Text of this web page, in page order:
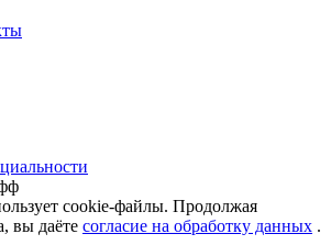
cookie-файлы. Продолжая
вы даёте согласие на обработку данных .